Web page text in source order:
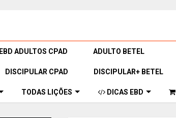
EBD ADULTOS CPAD ADULTO BETEL
DISCIPULAR CPAD DISCIPULAR+ BETEL
TODAS LIÇÕES DICAS EBD